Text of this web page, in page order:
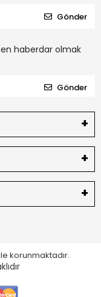
Gönder
haberdar olmak
Gönder
korunmaktadır.